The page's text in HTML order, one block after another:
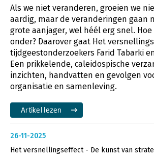
Als we niet veranderen, groeien we
aardig, maar de veranderingen gaan
grote aanjager, wel héél erg snel.
onder? Daarover gaat Het
tijdgeestonderzoekers Farid Tabarki
Een prikkelende, caleidospische
inzichten, handvatten en gevolgen
organisatie en samenleving.
Artikel lezen
26-11-2025
Het versnellingseffect - De kunst van